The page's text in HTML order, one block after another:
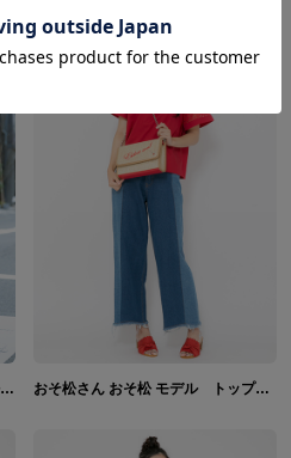
おそ松さん おそ松モデル、カラ松モデル、チョロ松モデル、一松モデル、十四松モデル、トド松モデル 折り畳み傘 おそ松さん おそ松 モデル トップス&バッグ&サンダル